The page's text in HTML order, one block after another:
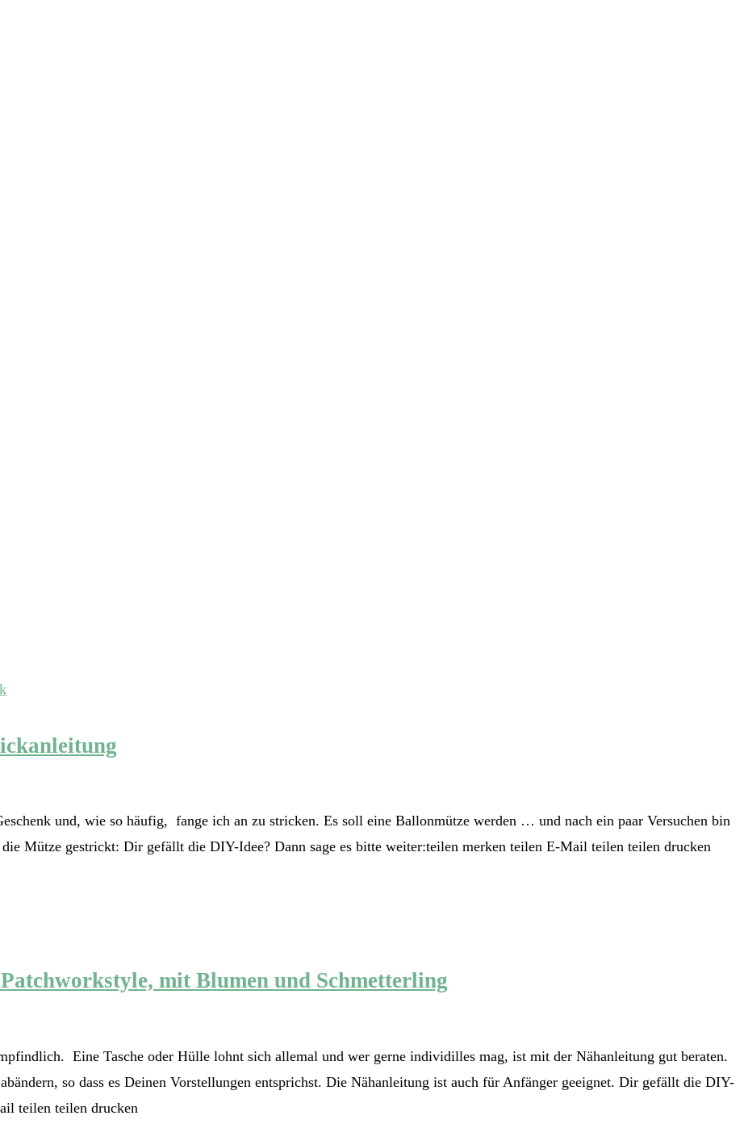
und, wie so häufig, fange ich an zu stricken. Es soll eine Ballonmütze werden … und nach ein paar Versuchen bin
Mütze gestrickt: Dir gefällt die DIY-Idee? Dann sage es bitte weiter:teilen merken teilen E-Mail teilen teilen drucken
mit Blumen und Schmetterling
Eine Tasche oder Hülle lohnt sich allemal und wer gerne individilles mag, ist mit der Nähanleitung gut beraten.
so dass es Deinen Vorstellungen entsprichst. Die Nähanleitung ist auch für Anfänger geeignet. Dir gefällt die DIY-
teilen teilen drucken